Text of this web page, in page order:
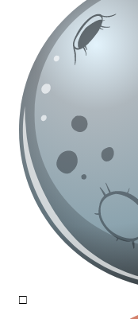
□